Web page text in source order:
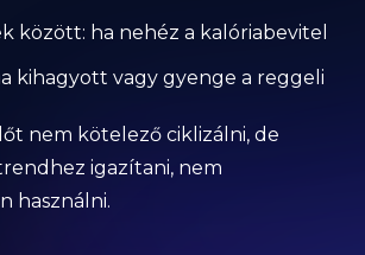
között: ha nehéz a kalóriabevitel
kihagyott vagy gyenge a reggeli
nem kötelező ciklizálni, de
igazítani, nem
használni.